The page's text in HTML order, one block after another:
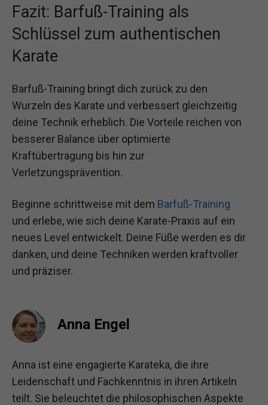
Fazit: Barfuß-Training als
Schlüssel zum authentischen
Karate
Barfuß-Training bringt dich zurück zu den
Wurzeln des Karate und verbessert gleichzeitig
deine Technik erheblich. Die Vorteile reichen von
besserer Balance über optimierte
Kraftübertragung bis hin zur
Verletzungsprävention.
Beginne schrittweise mit dem Barfuß-Training
und erlebe, wie sich deine Karate-Praxis auf ein
neues Level entwickelt. Deine Füße werden es dir
danken, und deine Techniken werden kraftvoller
und präziser.
Anna Engel
Anna ist eine engagierte Karateka, die ihre
Leidenschaft und Fachkenntnis in ihren Artikeln
teilt. Sie beleuchtet die philosophischen Aspekte